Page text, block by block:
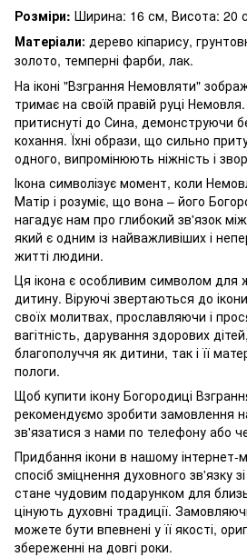
Розміри: Ширина: 16 см, Висота: 20
Матеріали: дерево кіпарису,
золото, темперні фарби, лак.
На іконі "Взграння Немовляти"
тримає на своїй правій руці Немовля.
притиснуті до Сина, демонструючи
кохання. Їхні образи, що сильно
одного, випромінюють ніжність і
Ікона символізує момент, коли
Матір і розуміє, що вона – його
нагадує нам про глибокий зв'язок
який є одним із найважливіших і
житті людини.
Ця ікона є особливим символом для
дитину. Віруючі звертаються до
своїх молитвах, прославляючи і
вагітність, дарування здорових
благополуччя як дитини, так і її
пологи.
Щоб купити ікону Богородиці
рекомендуємо зробити замовлення
зв'язатися з нами по телефону або
Придбання ікони в нашому інтернет-
спосіб зміцнення духовного зв'язку
стане чудовим подарунком для
цінують духовні традиції.
можете бути впевнені у її якості,
збереженні на довгі роки.